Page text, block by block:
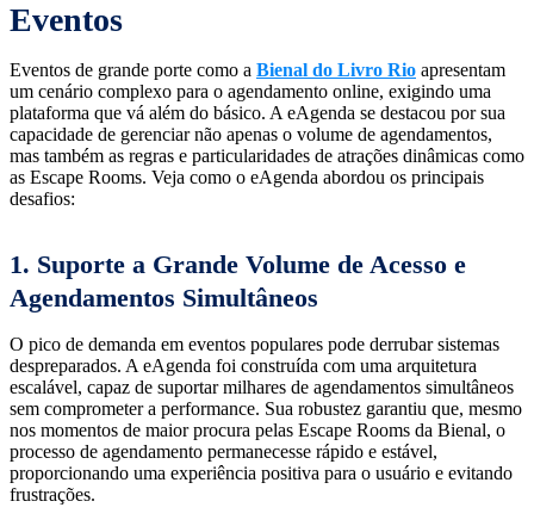
Eventos
Eventos de grande porte como a Bienal do Livro Rio apresentam
um cenário complexo para o agendamento online, exigindo uma
plataforma que vá além do básico. A eAgenda se destacou por sua
capacidade de gerenciar não apenas o volume de agendamentos,
mas também as regras e particularidades de atrações dinâmicas como
as Escape Rooms. Veja como o eAgenda abordou os principais
desafios:
1. Suporte a Grande Volume de Acesso e
Agendamentos Simultâneos
O pico de demanda em eventos populares pode derrubar sistemas
despreparados. A eAgenda foi construída com uma arquitetura
escalável, capaz de suportar milhares de agendamentos simultâneos
sem comprometer a performance. Sua robustez garantiu que, mesmo
nos momentos de maior procura pelas Escape Rooms da Bienal, o
processo de agendamento permanecesse rápido e estável,
proporcionando uma experiência positiva para o usuário e evitando
frustrações.